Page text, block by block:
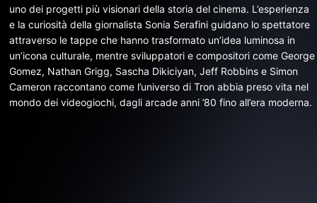
uno dei progetti più visionari della storia del cinema. L’esperienza
e la curiosità della giornalista Sonia Serafini guidano lo spettatore
attraverso le tappe che hanno trasformato un’idea luminosa in
un’icona culturale, mentre sviluppatori e compositori come George
Gomez, Nathan Grigg, Sascha Dikiciyan, Jeff Robbins e Simon
Cameron raccontano come l’universo di Tron abbia preso vita nel
mondo dei videogiochi, dagli arcade anni ’80 fino all’era moderna.